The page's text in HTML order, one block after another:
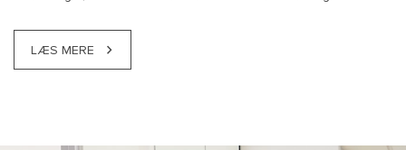
LÆS MERE